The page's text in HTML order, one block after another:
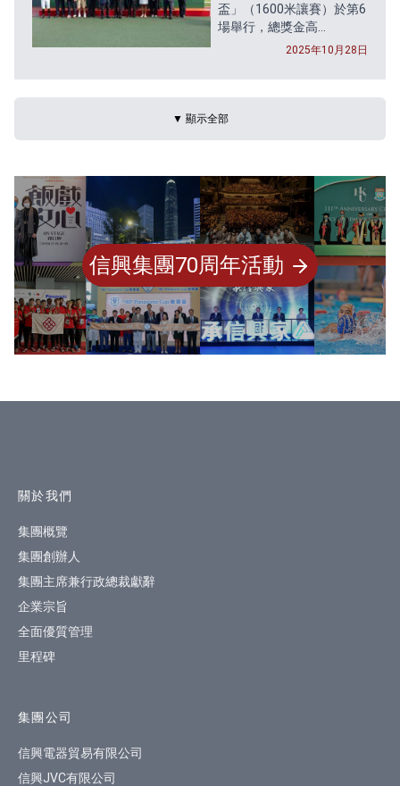
盃」（1600米讓賽）於第6
場舉行，總獎金高...
2025年10月28日
▼ 顯示全部
信興集團70周年活動
網站指南
關於我們
集團概覽
集團創辦人
集團主席兼行政總裁獻辭
企業宗旨
全面優質管理
里程碑
集團公司
信興電器貿易有限公司
信興JVC有限公司